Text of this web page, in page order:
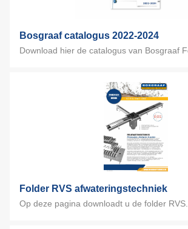
Bosgraaf catalogus 2022-2024
Download hier de catalogus van Bosgraaf
Folder RVS afwateringstechniek
Op deze pagina downloadt u de folder